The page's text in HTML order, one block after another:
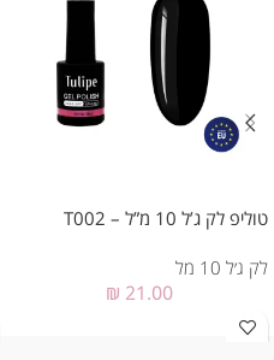
טוליפ לק ג’ל 10 מ”ל – T002
לק ג׳ל 10 מל
₪ 21.00